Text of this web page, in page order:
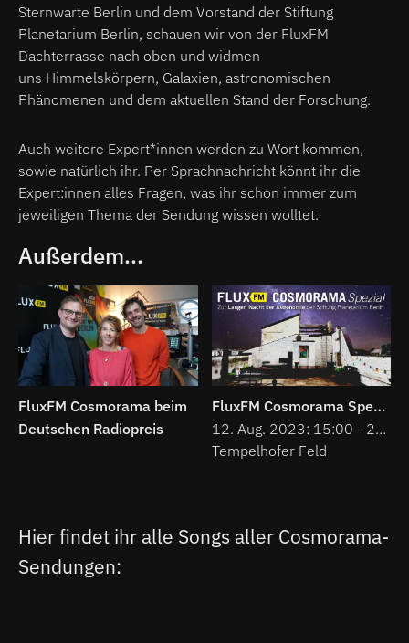
Sternwarte Berlin und dem Vorstand der Stiftung
Planetarium Berlin, schauen wir von der FluxFM
Dachterrasse nach oben und widmen
uns Himmelskörpern, Galaxien, astronomischen
Phänomenen und dem aktuellen Stand der Forschung.
Auch weitere Expert*innen werden zu Wort kommen,
sowie natürlich ihr. Per Sprachnachricht könnt ihr die
Expert:innen alles Fragen, was ihr schon immer zum
jeweiligen Thema der Sendung wissen wolltet.
Außerdem...
FluxFM Cosmorama beim
Deutschen Radiopreis
FluxFM Cosmorama Spezial zur Langen Nacht der Astronomie am 12. August
12. Aug. 2023: 15:00 - 23:00
Tempelhofer Feld
Hier findet ihr alle Songs aller Cosmorama-
Sendungen: